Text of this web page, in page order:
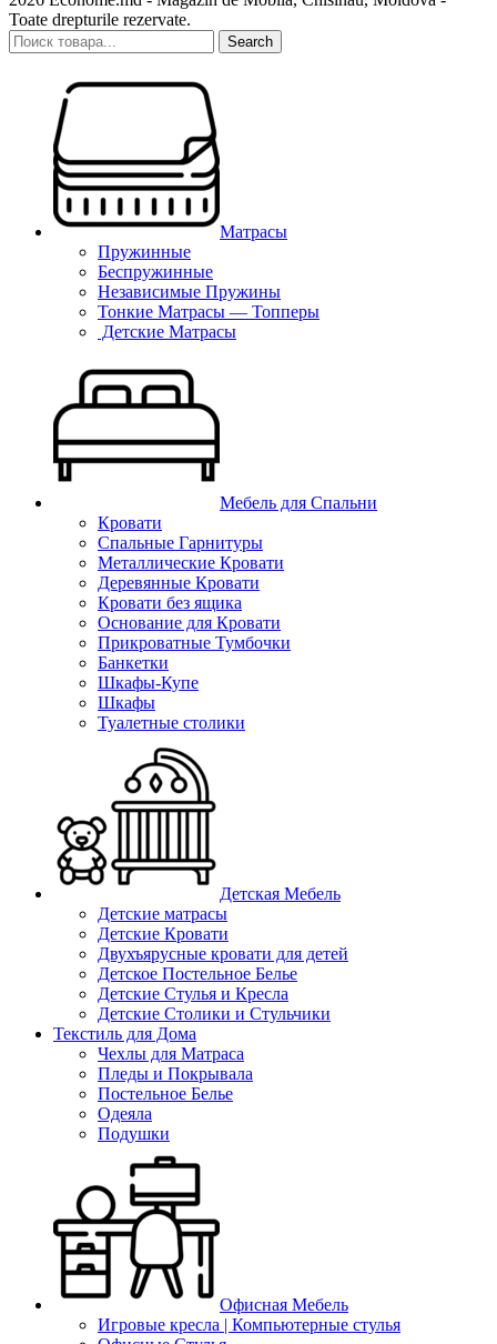
Toate drepturile rezervate.
Search
Матрасы
Пружинные
Беспружинные
Независимые Пружины
Тонкие Матрасы — Топперы
Детские Матрасы
Мебель для Спальни
Кровати
Спальные Гарнитуры
Металлические Кровати
Деревянные Кровати
Кровати без ящика
Основание для Кровати
Прикроватные Тумбочки
Банкетки
Шкафы-Купе
Шкафы
Туалетные столики
Детская Мебель
Детские матрасы
Детские Кровати
Двухъярусные кровати для детей
Детское Постельное Белье
Детские Стулья и Кресла
Детские Столики и Стульчики
Текстиль для Дома
Чехлы для Матраса
Пледы и Покрывала
Постельное Белье
Одеяла
Подушки
Офисная Мебель
Игровые кресла | Компьютерные стулья